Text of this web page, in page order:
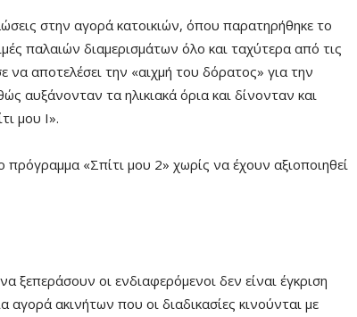
στην αγορά κατοικιών, όπου παρατηρήθηκε το
παλαιών διαμερισμάτων όλο και ταχύτερα από τις
αποτελέσει την «αιχμή του δόρατος» για την
αυξάνονταν τα ηλικιακά όρια και δίνονταν και
μου Ι».
«Σπίτι μου 2» χωρίς να έχουν αξιοποιηθεί
ξεπεράσουν οι ενδιαφερόμενοι δεν είναι έγκριση
ακινήτων που οι διαδικασίες κινούνται με